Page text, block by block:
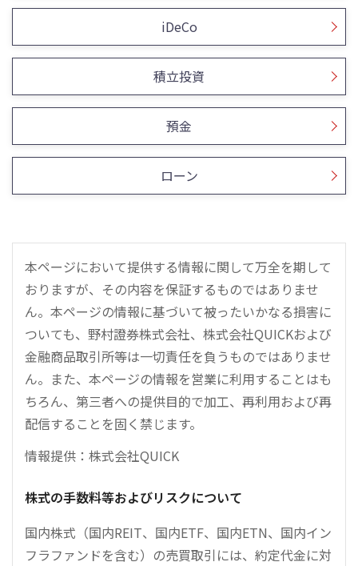
iDeCo
積立投資
預金
ローン
本ページにおいて提供する情報に関して万全を期して
おりますが、その内容を保証するものではありませ
ん。本ページの情報に基づいて被ったいかなる損害に
ついても、野村證券株式会社、株式会社QUICKおよび
金融商品取引所等は一切責任を負うものではありませ
ん。また、本ページの情報を営業に利用することはも
ちろん、第三者への提供目的で加工、再利用および再
配信することを固く禁じます。
情報提供：株式会社QUICK
株式の手数料等およびリスクについて
国内株式（国内REIT、国内ETF、国内ETN、国内イン
フラファンドを含む）の売買取引には、約定代金に対